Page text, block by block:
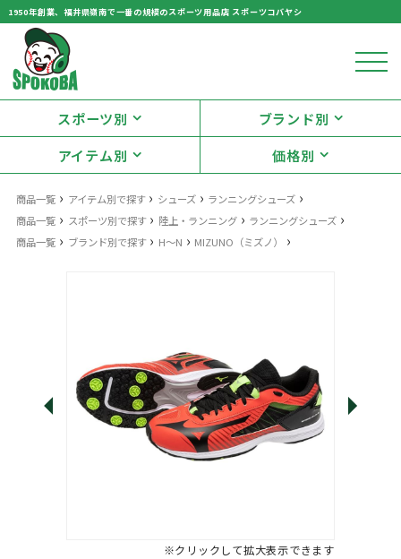
1950年創業、福井県嶺南で一番の規模のスポーツ用品店 スポーツコバヤシ
スポーツ別
ブランド別
アイテム別
価格別
商品一覧 › アイテム別で探す› シューズ› ランニングシューズ ›
商品一覧 › スポーツ別で探す› 陸上・ランニング› ランニングシューズ ›
商品一覧 › ブランド別で探す› H～N › MIZUNO（ミズノ） ›
※クリックして拡大表示できます